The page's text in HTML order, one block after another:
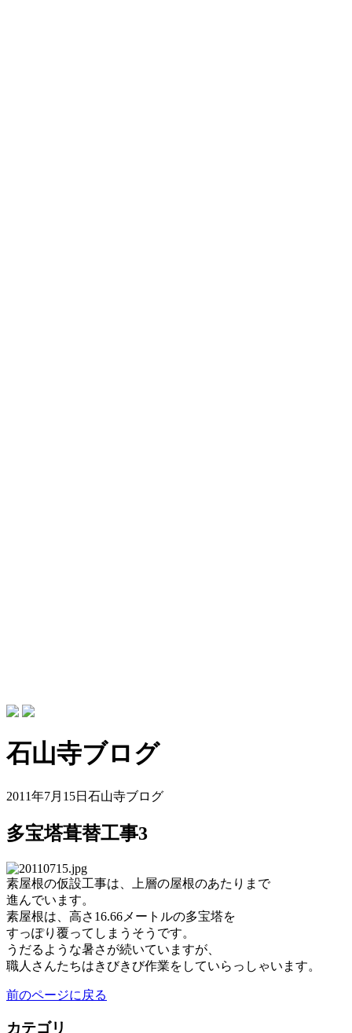
石山寺ブログ
2011年7月15日 石山寺ブログ
多宝塔葺替工事3
素屋根の仮設工事は、上層の屋根のあたりまで
進んでいます。
素屋根は、高さ16.66メートルの多宝塔を
すっぽり覆ってしまうそうです。
うだるような暑さが続いていますが、
職人さんたちはきびきび作業をしていらっしゃいます。
前のページに戻る
カテゴリ